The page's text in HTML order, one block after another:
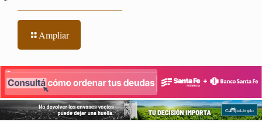
Ampliar